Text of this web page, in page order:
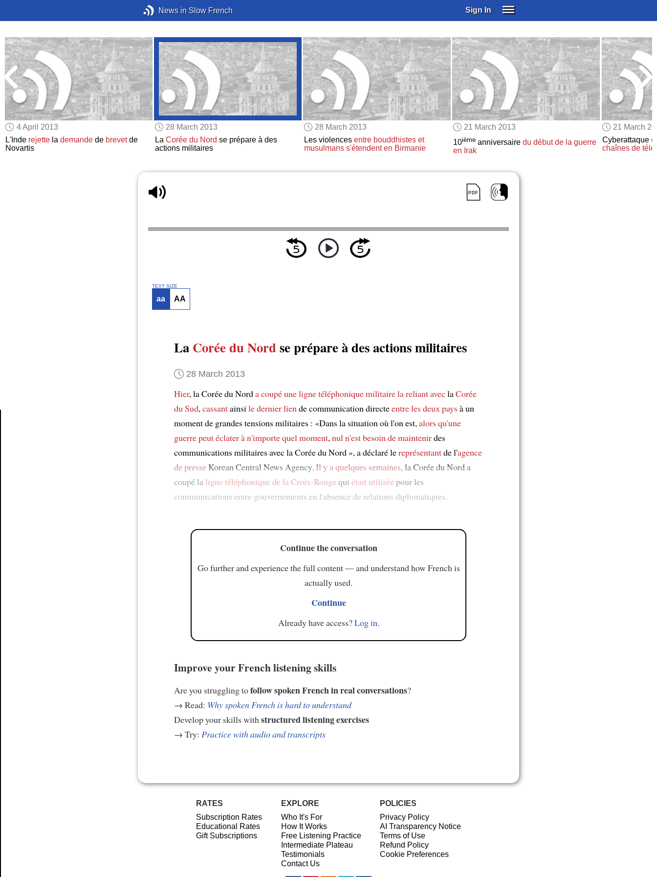
News in Slow French Sign In
SUBSCRIBE
EDUCATIONAL LICENSES
GIFT CARDS
OTHER LANGUAGES
ABOUT US
ALEXA
ADJUST COLORS
4 April 2013
L'Inde rejette lademande de brevetde
Novartis
28 March 2013
La Corée du Nord se prépare à des
actions militaires
28 March 2013
Les violences entre bouddhistes et
musulmans s'étendent en Birmanie
21 March 2013
10ièmeanniversaire du début de la guerre
en Irak
21 March
Cyberattaque
chaînes de
TEXT SIZE
aa AA
La Corée du Nordse prépare à des actions militaires
28 March 2013
Hier, la Corée du Norda coupé une ligne téléphonique militaire la reliant aveclaCorée
du Sud,cassantainsile dernier liende communication directeentre les deux paysà un
moment de grandes tensions militaires : «Dans la situation où l'on est,alors qu'une
guerre peut éclater à n'importe quel moment,nul n'est besoin de maintenirdes
communications militaires avec la Corée du Nord », a déclaré lereprésentantde l'agence
de presseKorean Central News Agency. Il y a quelques semaines, la Corée du Nord a
coupé la ligne téléphonique de la Croix-Rougequi était utiliséepour les
communications entre gouvernements en l'absence de relations diplomatiques.
Continue the conversation
Go further and experience the full content — and understand how French is
actually used.
Continue
Already have access?Log in.
Improve your French listening skills
Are you struggling tofollow spoken French in real conversations?
→ Read: Why spoken French is hard to understand
Develop your skills withstructured listening exercises
→ Try: Practice with audio and transcripts
RATES
Subscription Rates
Educational Rates
Gift Subscriptions
EXPLORE
Who It's For
How It Works
Free Listening Practice
Intermediate Plateau
Testimonials
Contact Us
POLICIES
Privacy Policy
AI Transparency Notice
Terms of Use
Refund Policy
Cookie Preferences